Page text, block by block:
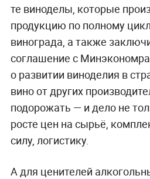
те виноделы, которые
продукцию по полному
винограда, а также
соглашение с
о развитии виноделия в
вино от других
подорожать — и дело не
росте цен на сырьё,
силу, логистику.
А для ценителей